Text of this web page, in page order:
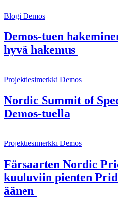
Blogi Demos
Demos-tuen
hyvä hakemus
Projektiesimerkki Demos
Nordic Summit of
Demos-tuella
Projektiesimerkki Demos
Färsaarten Nordic
kuuluviin pienten
äänen